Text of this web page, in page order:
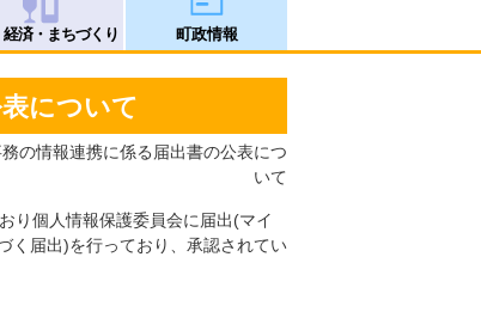
済・まちづくり 町政情報
について
の情報連携に係る届出書の公表につ
いて
り個人情報保護委員会に届出(マイ
く届出)を行っており、承認されてい